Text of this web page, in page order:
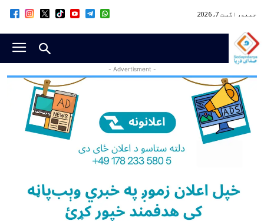
جمعه, اگست 7, 2026
- Advertisment -